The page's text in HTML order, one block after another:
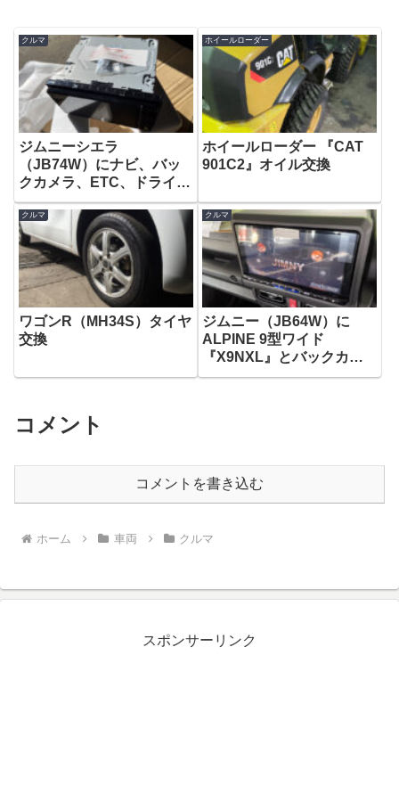
クルマ
ジムニーシエラ
（JB74W）にナビ、バッ
クカメラ、ETC、ドライブ
レコーダー、エンジンスタ
ーター取付け③
ホイールローダー
ホイールローダー 『CAT
901C2』オイル交換
クルマ
ワゴンR（MH34S）タイヤ
交換
クルマ
ジムニー（JB64W）に
ALPINE 9型ワイド
『X9NXL』とバックカメ
ラ『HCE-C20HD-RD-W』
コメント
コメントを書き込む
ホーム 車両 クルマ
スポンサーリンク